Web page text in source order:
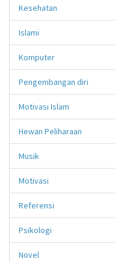
Kesehatan
Islami
Komputer
Pengembangan diri
Motivasi Islam
Hewan Peliharaan
Musik
Motivasi
Referensi
Psikologi
Novel